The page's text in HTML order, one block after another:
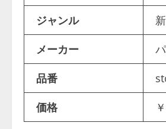
ジャンル
メーカー
品番
価格